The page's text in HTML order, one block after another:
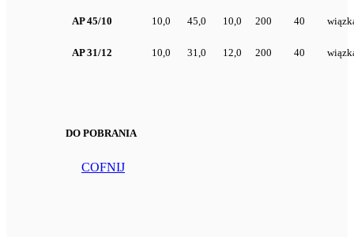
AP 45/10 10,0 45,0 10,0 200 40
AP 31/12 10,0 31,0 12,0 200 40
DO POBRANIA
COFNIJ